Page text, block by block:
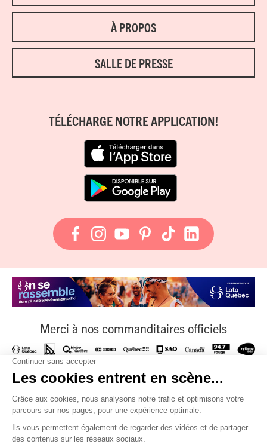
À PROPOS
SALLE DE PRESSE
TÉLÉCHARGE NOTRE APPLICATION!
Merci à nos commanditaires officiels
À nos fournisseurs officiels